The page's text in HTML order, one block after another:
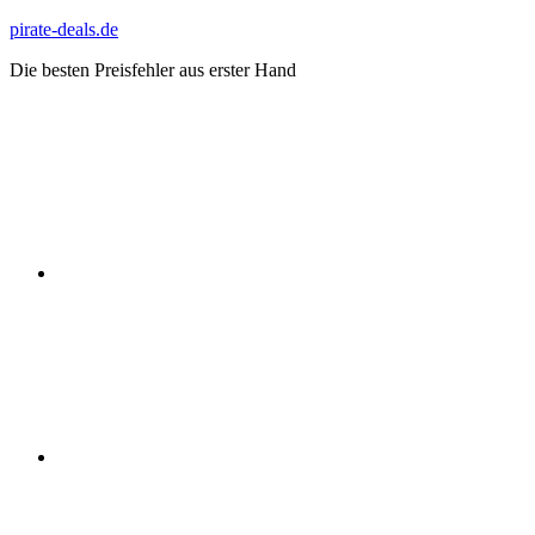
Zum
springen
pirate-deals.de
Die besten Preisfehler aus erster Hand